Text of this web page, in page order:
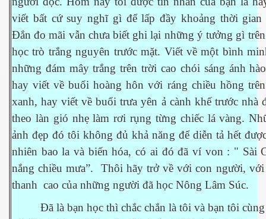
viết bất cứ suy nghĩ gì để lấp đầy khoảng thời gian
Đắn đo mãi vẫn chưa biết ghi lại những ý tưởng gì
học trò trắng nguyên trước mặt. Viết về một bình
những đám mây trắng trên trời cao chói sáng ánh
hay viết về buổi hoàng hôn với ráng chiều hồng
xanh, hay viết về buổi trưa yên ả cành khế trước nhà
theo làn gió nhẹ làm rơi rụng từng chiếc lá vàng.
ảnh đẹp đó tôi không đủ khả năng để diễn tả hết
nhiên bao la và biến hóa, có ai đó đã ví von : " Sài
nắng chiều mưa”. Thôi hãy trở về với con người,
thanh cao của những người đã học Nông Lâm Súc.
Đã là bạn học thì chắc chắn là tôi và bạn tôi cùng